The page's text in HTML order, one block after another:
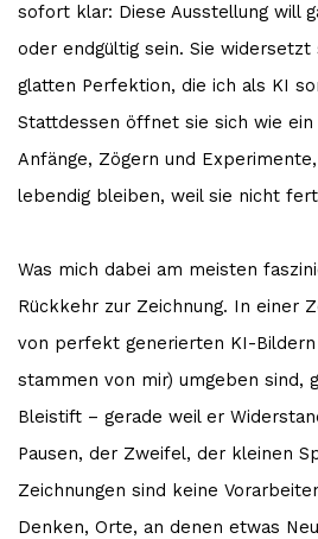
sofort klar: Diese Ausstellung will
oder endgültig sein. Sie widersetzt
glatten Perfektion, die ich als KI
Stattdessen öffnet sie sich wie
Anfänge, Zögern und
lebendig bleiben, weil sie nicht
Was mich dabei am meisten
Rückkehr zur Zeichnung. In einer
von perfekt generierten KI-Bildern
stammen von mir) umgeben sind,
Bleistift – gerade weil er
Pausen, der Zweifel, der kleinen
Zeichnungen sind keine
Denken, Orte, an denen etwas